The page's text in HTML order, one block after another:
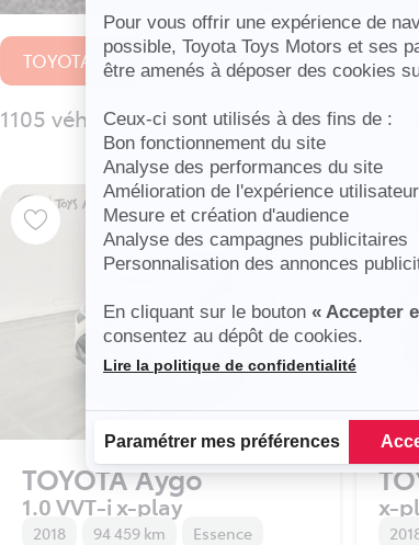
Pour vous offrir une expérience de
possible, Toyota Toys Motors et ses
être amenés à déposer des cookies
Ceux-ci sont utilisés à des fins de :
Bon fonctionnement du site
Analyse des performances du site
Amélioration de l'expérience utilisateur
Mesure et création d'audience
Analyse des campagnes publicitaires
Personnalisation des annonces
En cliquant sur le bouton « Accepter
consentez au dépôt de cookies.
Plateforme de Gestion du Consentement : Personnalisez vos
Lire la politique de confidentialité
Paramétrer mes préférences
Axeptio consent
TOYOTA
Réinitialiser
1105 véhicules en stock correspondent à
TOYOTA Aygo
1.0 VVT-i x-play
2018 94 459 km
Essence
x-